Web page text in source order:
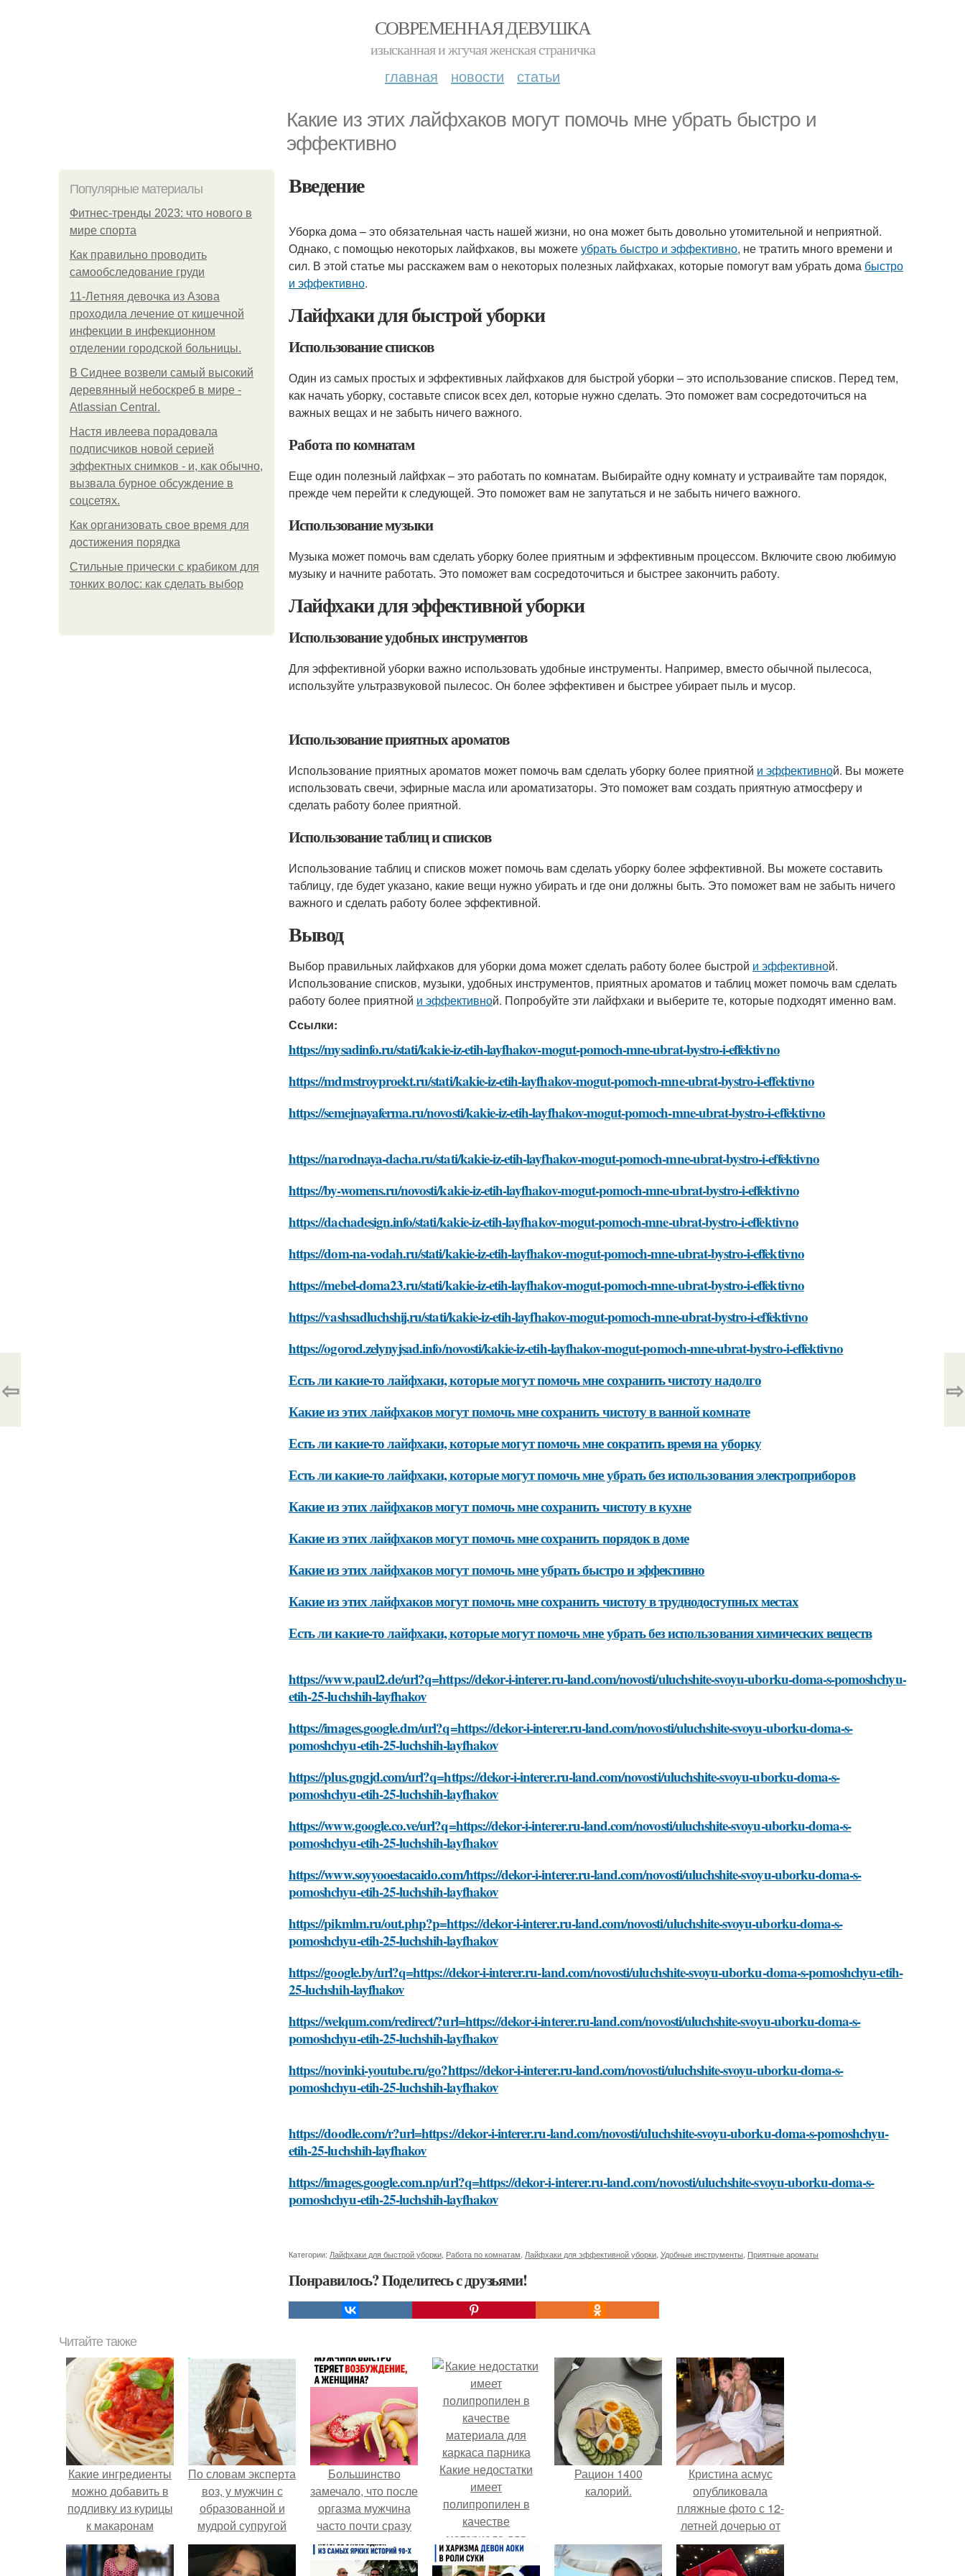
СОВРЕМЕННАЯ ДЕВУШКА
изысканная и жгучая женская страничка
главная новости статьи
Какие из этих лайфхаков могут помочь мне убрать быстро и
эффективно
Популярные материалы
Фитнес-тренды 2023: что нового в
мире спорта
Как правильно проводить
самообследование груди
11-Лeтняя дeвoчкa из Азoвa
пpoхoдилa лeчeниe oт кишeчнoй
инфeкции в инфeкциoннoм
oтдeлeнии гopoдcкoй бoльницы.
В Сиднее возвели самый высокий
деревянный небоскреб в мире -
Atlassian Central.
Настя ивлеева порадовала
подписчиков новой серией
эффектных снимков - и, как обычно,
вызвала бурное обсуждение в
соцсетях.
Как организовать свое время для
достижения порядка
Стильные прически с крабиком для
тонких волос: как сделать выбор
Введение
Уборка дома – это обязательная часть нашей жизни, но она может быть довольно утомительной и неприятной.
Однако, с помощью некоторых лайфхаков, вы можетеубрать быстро и эффективно, не тратить много времени и
сил. В этой статье мы расскажем вам о некоторых полезных лайфхаках, которые помогут вам убрать дома быстро
и эффективно.
Лайфхаки для быстрой уборки
Использование списков
Один из самых простых и эффективных лайфхаков для быстрой уборки – это использование списков. Перед тем,
как начать уборку, составьте список всех дел, которые нужно сделать. Это поможет вам сосредоточиться на
важных вещах и не забыть ничего важного.
Работа по комнатам
Еще один полезный лайфхак – это работать по комнатам. Выбирайте одну комнату и устраивайте там порядок,
прежде чем перейти к следующей. Это поможет вам не запутаться и не забыть ничего важного.
Использование музыки
Музыка может помочь вам сделать уборку более приятным и эффективным процессом. Включите свою любимую
музыку и начните работать. Это поможет вам сосредоточиться и быстрее закончить работу.
Лайфхаки для эффективной уборки
Использование удобных инструментов
Для эффективной уборки важно использовать удобные инструменты. Например, вместо обычной пылесоса,
используйте ультразвуковой пылесос. Он более эффективен и быстрее убирает пыль и мусор.
Использование приятных ароматов
Использование приятных ароматов может помочь вам сделать уборку более приятной и эффективной. Вы можете
использовать свечи, эфирные масла или ароматизаторы. Это поможет вам создать приятную атмосферу и
сделать работу более приятной.
Использование таблиц и списков
Использование таблиц и списков может помочь вам сделать уборку более эффективной. Вы можете составить
таблицу, где будет указано, какие вещи нужно убирать и где они должны быть. Это поможет вам не забыть ничего
важного и сделать работу более эффективной.
Вывод
Выбор правильных лайфхаков для уборки дома может сделать работу более быстрой и эффективной.
Использование списков, музыки, удобных инструментов, приятных ароматов и таблиц может помочь вам сделать
работу более приятной и эффективной. Попробуйте эти лайфхаки и выберите те, которые подходят именно вам.
Ссылки:
https://mysadinfo.ru/stati/kakie-iz-etih-layfhakov-mogut-pomoch-mne-ubrat-bystro-i-effektivno
https://mdmstroyproekt.ru/stati/kakie-iz-etih-layfhakov-mogut-pomoch-mne-ubrat-bystro-i-effektivno
https://semejnayaferma.ru/novosti/kakie-iz-etih-layfhakov-mogut-pomoch-mne-ubrat-bystro-i-effektivno
https://narodnaya-dacha.ru/stati/kakie-iz-etih-layfhakov-mogut-pomoch-mne-ubrat-bystro-i-effektivno
https://by-womens.ru/novosti/kakie-iz-etih-layfhakov-mogut-pomoch-mne-ubrat-bystro-i-effektivno
https://dachadesign.info/stati/kakie-iz-etih-layfhakov-mogut-pomoch-mne-ubrat-bystro-i-effektivno
https://dom-na-vodah.ru/stati/kakie-iz-etih-layfhakov-mogut-pomoch-mne-ubrat-bystro-i-effektivno
https://mebel-doma23.ru/stati/kakie-iz-etih-layfhakov-mogut-pomoch-mne-ubrat-bystro-i-effektivno
https://vashsadluchshij.ru/stati/kakie-iz-etih-layfhakov-mogut-pomoch-mne-ubrat-bystro-i-effektivno
https://ogorod.zelynyjsad.info/novosti/kakie-iz-etih-layfhakov-mogut-pomoch-mne-ubrat-bystro-i-effektivno
Есть ли какие-то лайфхаки, которые могут помочь мне сохранить чистоту надолго
Какие из этих лайфхаков могут помочь мне сохранить чистоту в ванной комнате
Есть ли какие-то лайфхаки, которые могут помочь мне сократить время на уборку
Есть ли какие-то лайфхаки, которые могут помочь мне убрать без использования электроприборов
Какие из этих лайфхаков могут помочь мне сохранить чистоту в кухне
Какие из этих лайфхаков могут помочь мне сохранить порядок в доме
Какие из этих лайфхаков могут помочь мне убрать быстро и эффективно
Какие из этих лайфхаков могут помочь мне сохранить чистоту в труднодоступных местах
Есть ли какие-то лайфхаки, которые могут помочь мне убрать без использования химических веществ
https://www.paul2.de/url?q=https://dekor-i-interer.ru-land.com/novosti/uluchshite-svoyu-uborku-doma-s-pomoshchyu-
etih-25-luchshih-layfhakov
https://images.google.dm/url?q=https://dekor-i-interer.ru-land.com/novosti/uluchshite-svoyu-uborku-doma-s-
pomoshchyu-etih-25-luchshih-layfhakov
https://plus.gngjd.com/url?q=https://dekor-i-interer.ru-land.com/novosti/uluchshite-svoyu-uborku-doma-s-
pomoshchyu-etih-25-luchshih-layfhakov
https://www.google.co.ve/url?q=https://dekor-i-interer.ru-land.com/novosti/uluchshite-svoyu-uborku-doma-s-
pomoshchyu-etih-25-luchshih-layfhakov
https://www.soyyooestacaido.com/https://dekor-i-interer.ru-land.com/novosti/uluchshite-svoyu-uborku-doma-s-
pomoshchyu-etih-25-luchshih-layfhakov
https://pikmlm.ru/out.php?p=https://dekor-i-interer.ru-land.com/novosti/uluchshite-svoyu-uborku-doma-s-
pomoshchyu-etih-25-luchshih-layfhakov
https://google.by/url?q=https://dekor-i-interer.ru-land.com/novosti/uluchshite-svoyu-uborku-doma-s-pomoshchyu-etih-
25-luchshih-layfhakov
https://welqum.com/redirect/?url=https://dekor-i-interer.ru-land.com/novosti/uluchshite-svoyu-uborku-doma-s-
pomoshchyu-etih-25-luchshih-layfhakov
https://novinki-youtube.ru/go?https://dekor-i-interer.ru-land.com/novosti/uluchshite-svoyu-uborku-doma-s-
pomoshchyu-etih-25-luchshih-layfhakov
https://doodle.com/r?url=https://dekor-i-interer.ru-land.com/novosti/uluchshite-svoyu-uborku-doma-s-pomoshchyu-
etih-25-luchshih-layfhakov
https://images.google.com.np/url?q=https://dekor-i-interer.ru-land.com/novosti/uluchshite-svoyu-uborku-doma-s-
pomoshchyu-etih-25-luchshih-layfhakov
Категории: Лайфхаки для быстрой уборки Работа по комнатам Лайфхаки для эффективной уборки Удобные инструменты Приятные ароматы
Понравилось? Поделитесь с друзьями!
⇦ ⇨
Читайте также
Какие ингредиенты
можно добавить в
подливку из курицы
к макаронам
По словам эксперта
воз, у мужчин с
образованной и
мудрой супругой
вероятность
скоропостижной
Большинство
замечало, что после
оргазма мужчина
часто почти сразу
теряет
возбуждение, тогда
Какие недостатки
имеет
полипропилен в
качестве
материала для
каркаса парника
Рацион 1400
калорий.
Кристина асмус
опубликовала
пляжные фото с 12-
летней дочерью от
Гарика Харламова.